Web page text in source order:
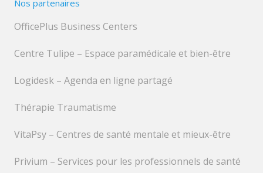
Nos partenaires
OfficePlus Business Centers
Centre Tulipe – Espace paramédicale et bien-être
Logidesk – Agenda en ligne partagé
Thérapie Traumatisme
VitaPsy – Centres de santé mentale et mieux-être
Privium – Services pour les professionnels de santé